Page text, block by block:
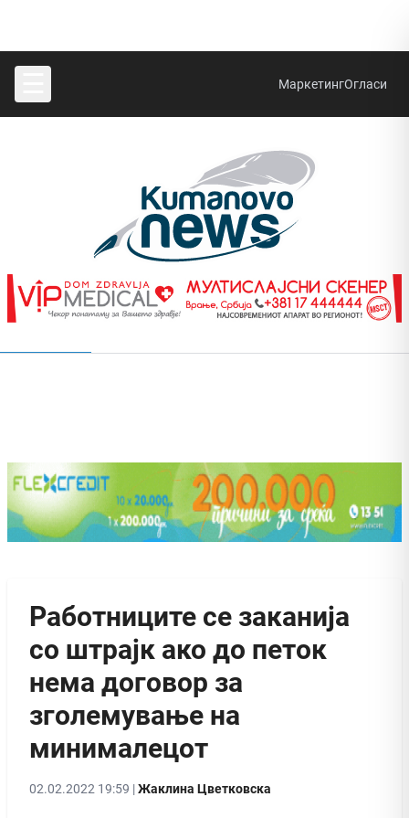
МаркетингОгласи
Работниците се заканија
со штрајк ако до петок
нема договор за
зголемување на
минималецот
02.02.2022 19:59 |Жаклина Цветковска